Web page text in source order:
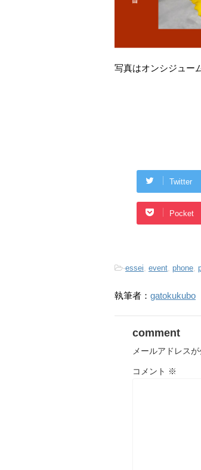
写真はオンシジュ
Twitter
Pocket
-essei, event, phone,
執筆者： gatokukubo
comment
メールアドレス
コメント ※